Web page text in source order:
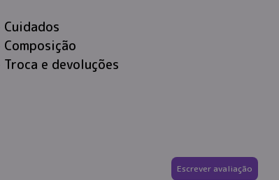
Cuidados
Composição
Troca e devoluções
Escrever avaliação